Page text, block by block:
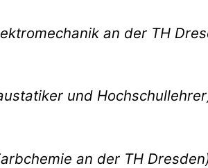
an der TH
und
an der TH